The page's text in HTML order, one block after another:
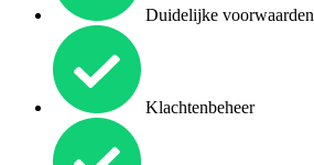
Duidelijke voorwaarden
Klachtenbeheer